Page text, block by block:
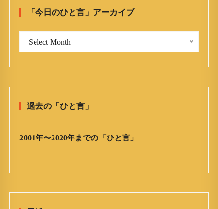
「今日のひと言」アーカイブ
ひ
言
ア
Select Month
過去の「ひと言」
2001年〜2020年までの「ひと言」